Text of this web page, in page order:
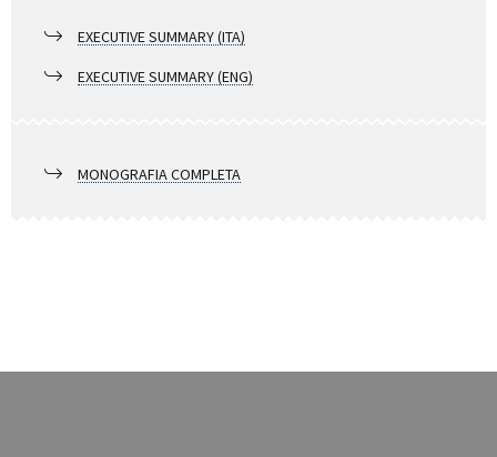
EXECUTIVE SUMMARY (ITA)
EXECUTIVE SUMMARY (ENG)
MONOGRAFIA COMPLETA